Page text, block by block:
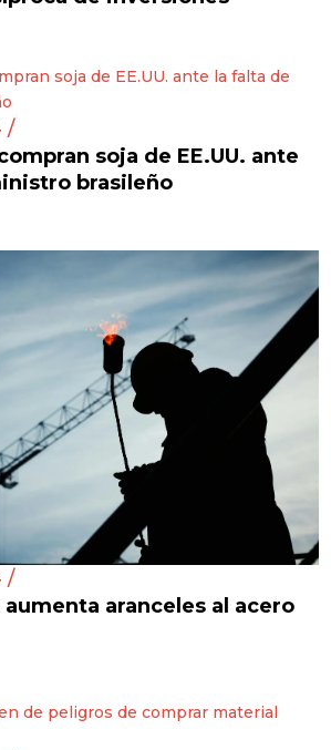
/
soja de EE.UU. ante
brasileño
/
aranceles al acero